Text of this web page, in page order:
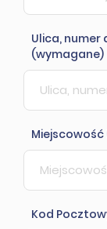
Ulica, numer
(wymagane)
Kod